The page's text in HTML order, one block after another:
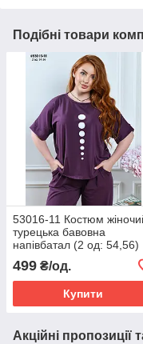
Подібні товари
53016-11 Костюм
турецька бавовна
напівбатал (2 од: 54,56)
499 ₴/од.
Купити
Акційні пропозиції